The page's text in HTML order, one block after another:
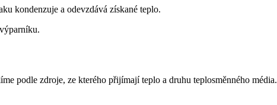
kondenzuje a odevzdává získané teplo.
podle zdroje, ze kterého přijímají teplo a druhu teplosměnného média.